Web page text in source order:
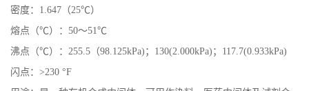
密度：1.647（25℃）
熔点（℃）：50～51℃
沸点（℃）：255.5（98.125kPa)；130(2.000kPa)；117.7(0.933kPa)
闪点：>230 °F